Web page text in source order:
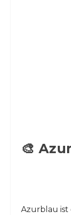
🎨
Azurblau ist